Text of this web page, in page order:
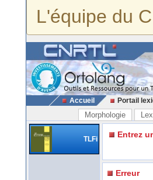
L'équipe du
Accueil Portail
Morphologie
TLFi Entrez
Erreur